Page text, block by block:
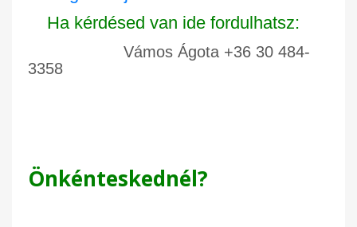
Ha kérdésed van ide fordulhatsz:
Vámos Ágota +36 30 484-
3358
Önkénteskednél?